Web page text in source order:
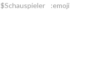
$Schauspieler :emoji